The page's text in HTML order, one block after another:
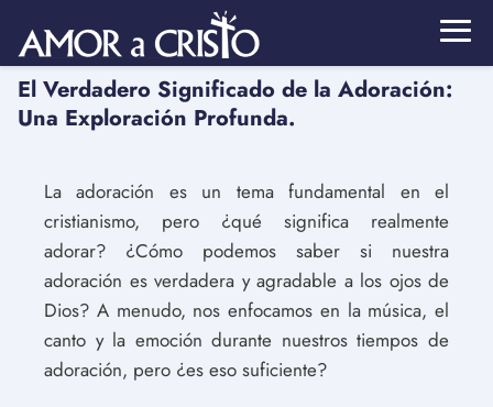
El Verdadero Significado de la Adoración:
Una Exploración Profunda.
La adoración es un tema fundamental en el
cristianismo, pero ¿qué significa realmente
adorar? ¿Cómo podemos saber si nuestra
adoración es verdadera y agradable a los ojos de
Dios? A menudo, nos enfocamos en la música, el
canto y la emoción durante nuestros tiempos de
adoración, pero ¿es eso suficiente?